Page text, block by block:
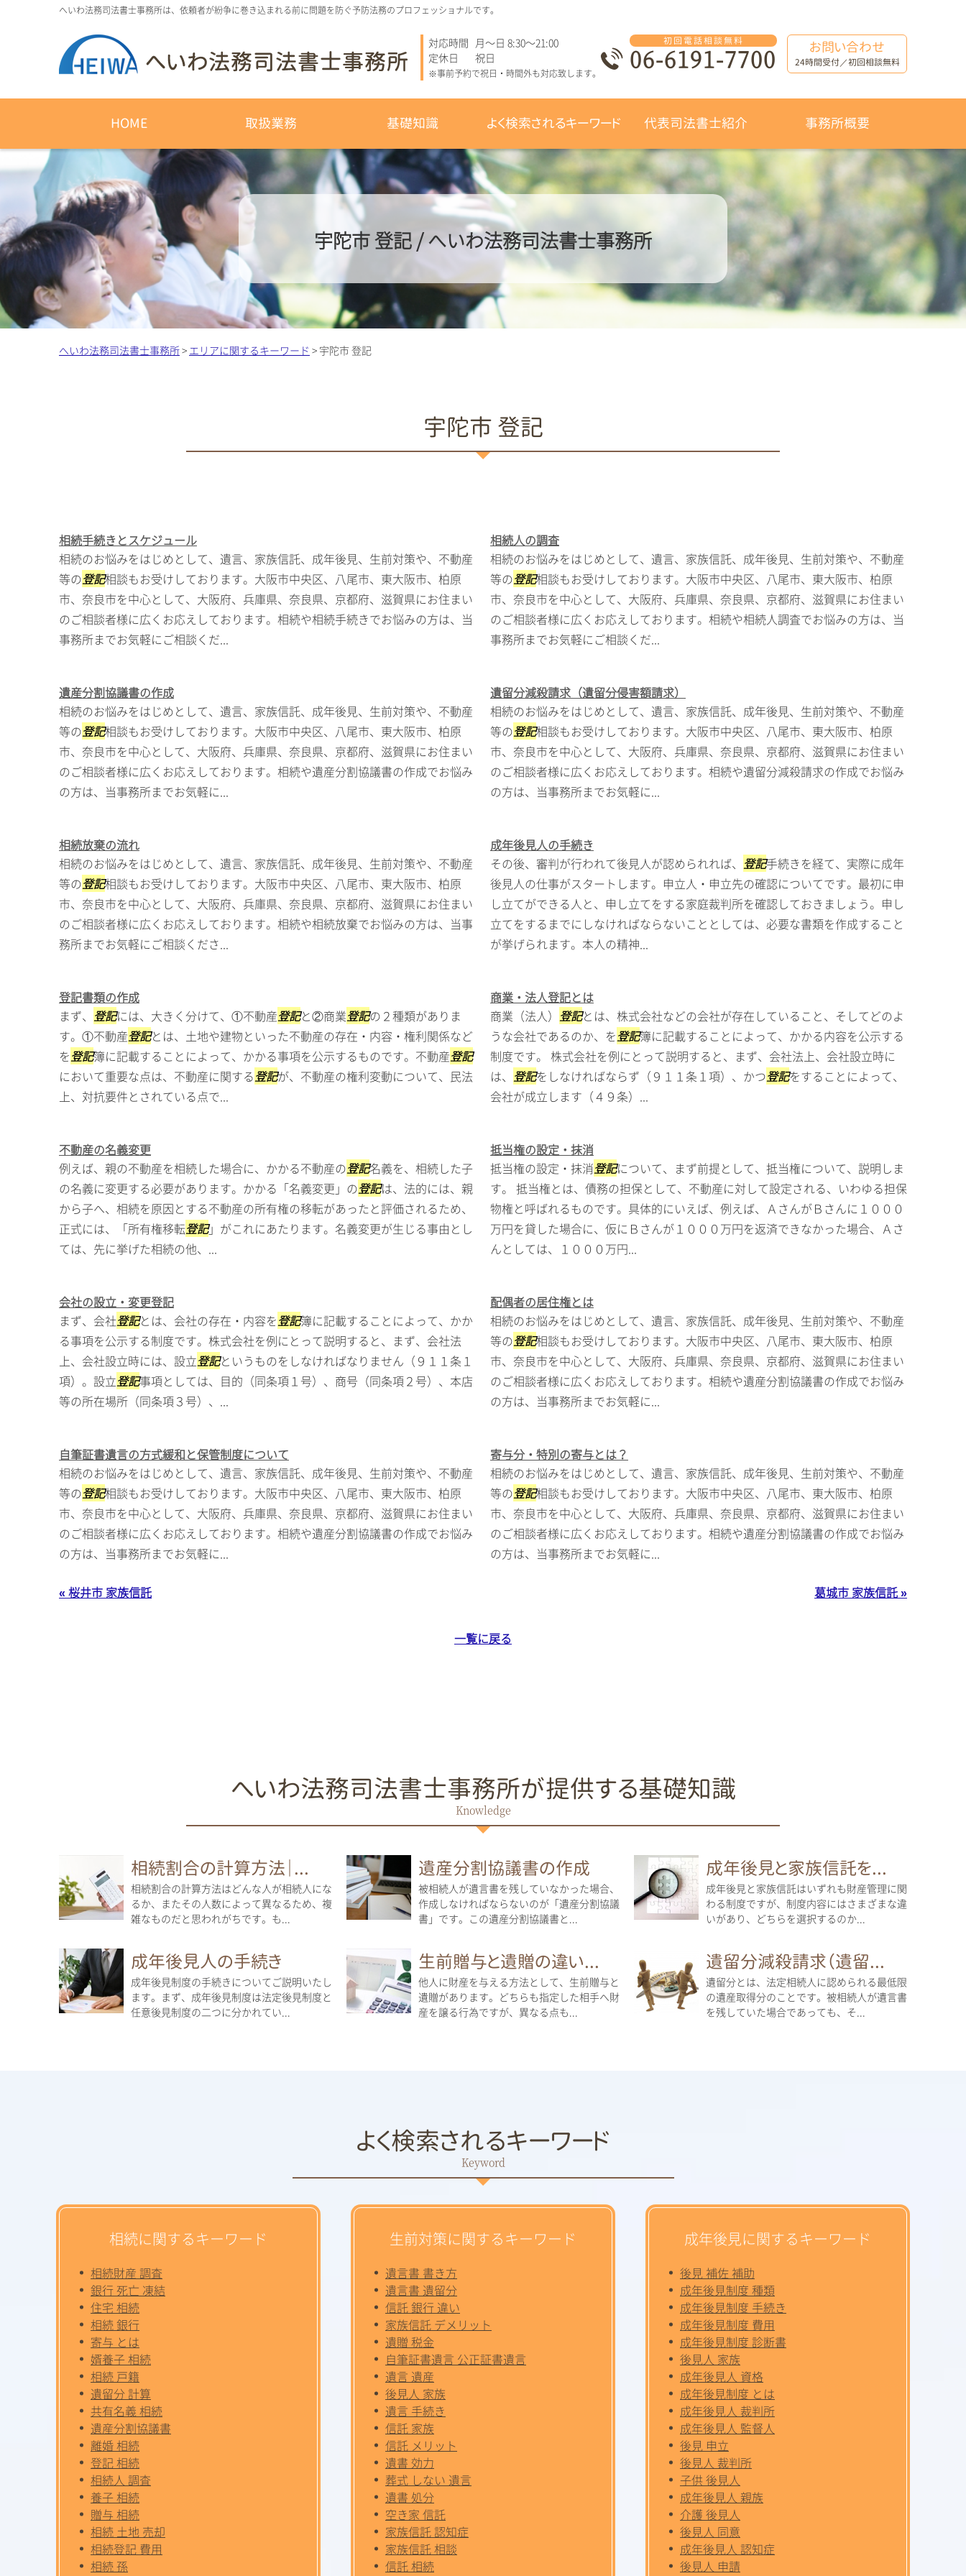
へいわ法務司法書士事務所は、依頼者が紛争に巻き込まれる前に問題を防ぐ予防法務のプロフェッショナルです。
対応時間 月～日 8:30～21:00
定休日
祝日
※事前予約で祝日・時間外も対応致します。 06-6191-7700 お問い合わせ
24時間受付／初回相談無料
HOME 取扱業務 基礎知識 よく検索されるキーワード 代表司法書士紹介 事務所概要
宇陀市 登記 / へいわ法務司法書士事務所
へいわ法務司法書士事務所> エリアに関するキーワード > 宇陀市 登記
宇陀市 登記
相続手続きとスケジュール
相続のお悩みをはじめとして、遺言、家族信託、成年後見、生前対策や、不動産
等の登記相談もお受けしております。大阪市中央区、八尾市、東大阪市、柏原
市、奈良市を中心として、大阪府、兵庫県、奈良県、京都府、滋賀県にお住まい
のご相談者様に広くお応えしております。相続や相続手続きでお悩みの方は、当
事務所までお気軽にご相談くだ...
相続人の調査
相続のお悩みをはじめとして、遺言、家族信託、成年後見、生前対策や、不動産
等の登記相談もお受けしております。大阪市中央区、八尾市、東大阪市、柏原
市、奈良市を中心として、大阪府、兵庫県、奈良県、京都府、滋賀県にお住まい
のご相談者様に広くお応えしております。相続や相続人調査でお悩みの方は、当
事務所までお気軽にご相談くだ...
遺産分割協議書の作成
相続のお悩みをはじめとして、遺言、家族信託、成年後見、生前対策や、不動産
等の登記相談もお受けしております。大阪市中央区、八尾市、東大阪市、柏原
市、奈良市を中心として、大阪府、兵庫県、奈良県、京都府、滋賀県にお住まい
のご相談者様に広くお応えしております。相続や遺産分割協議書の作成でお悩み
の方は、当事務所までお気軽に...
遺留分減殺請求（遺留分侵害額請求）
相続のお悩みをはじめとして、遺言、家族信託、成年後見、生前対策や、不動産
等の登記相談もお受けしております。大阪市中央区、八尾市、東大阪市、柏原
市、奈良市を中心として、大阪府、兵庫県、奈良県、京都府、滋賀県にお住まい
のご相談者様に広くお応えしております。相続や遺留分減殺請求の作成でお悩み
の方は、当事務所までお気軽に...
相続放棄の流れ
相続のお悩みをはじめとして、遺言、家族信託、成年後見、生前対策や、不動産
等の登記相談もお受けしております。大阪市中央区、八尾市、東大阪市、柏原
市、奈良市を中心として、大阪府、兵庫県、奈良県、京都府、滋賀県にお住まい
のご相談者様に広くお応えしております。相続や相続放棄でお悩みの方は、当事
務所までお気軽にご相談くださ...
成年後見人の手続き
その後、審判が行われて後見人が認められれば、 登記手続きを経て、実際に成年
後見人の仕事がスタートします。申立人・申立先の確認についてです。最初に申
し立てができる人と、申し立てをする家庭裁判所を確認しておきましょう。申し
立てをするまでにしなければならないこととしては、必要な書類を作成すること
が挙げられます。本人の精神...
登記書類の作成
まず、 登記には、大きく分けて、①不動産登記と②商業登記の２種類がありま
す。①不動産登記とは、土地や建物といった不動産の存在・内容・権利関係など
を登記簿に記載することによって、かかる事項を公示するものです。不動産登記
において重要な点は、不動産に関する登記が、不動産の権利変動について、民法
上、対抗要件とされている点で...
商業・法人登記とは
商業（法人） 登記とは、株式会社などの会社が存在していること、そしてどのよ
うな会社であるのか、を登記簿に記載することによって、かかる内容を公示する
制度です。 株式会社を例にとって説明すると、まず、会社法上、会社設立時に
は、 登記をしなければならず（９１１条１項）、かつ登記をすることによって、
会社が成立します（４９条）...
不動産の名義変更
例えば、親の不動産を相続した場合に、かかる不動産の登記名義を、相続した子
の名義に変更する必要があります。かかる「名義変更」の登記は、法的には、親
から子へ、相続を原因とする不動産の所有権の移転があったと評価されるため、
正式には、「所有権移転登記」がこれにあたります。名義変更が生じる事由とし
ては、先に挙げた相続の他、...
抵当権の設定・抹消
抵当権の設定・抹消登記について、まず前提として、抵当権について、説明しま
す。 抵当権とは、債務の担保として、不動産に対して設定される、いわゆる担保
物権と呼ばれるものです。具体的にいえば、例えば、ＡさんがＢさんに１０００
万円を貸した場合に、仮にＢさんが１０００万円を返済できなかった場合、Ａさ
んとしては、１０００万円...
会社の設立・変更登記
まず、会社登記とは、会社の存在・内容を登記簿に記載することによって、かか
る事項を公示する制度です。株式会社を例にとって説明すると、まず、会社法
上、会社設立時には、設立登記というものをしなければなりません（９１１条１
項）。設立登記事項としては、目的（同条項１号）、商号（同条項２号）、本店
等の所在場所（同条項３号）、...
配偶者の居住権とは
相続のお悩みをはじめとして、遺言、家族信託、成年後見、生前対策や、不動産
等の登記相談もお受けしております。大阪市中央区、八尾市、東大阪市、柏原
市、奈良市を中心として、大阪府、兵庫県、奈良県、京都府、滋賀県にお住まい
のご相談者様に広くお応えしております。相続や遺産分割協議書の作成でお悩み
の方は、当事務所までお気軽に...
自筆証書遺言の方式緩和と保管制度について
相続のお悩みをはじめとして、遺言、家族信託、成年後見、生前対策や、不動産
等の登記相談もお受けしております。大阪市中央区、八尾市、東大阪市、柏原
市、奈良市を中心として、大阪府、兵庫県、奈良県、京都府、滋賀県にお住まい
のご相談者様に広くお応えしております。相続や遺産分割協議書の作成でお悩み
の方は、当事務所までお気軽に...
寄与分・特別の寄与とは？
相続のお悩みをはじめとして、遺言、家族信託、成年後見、生前対策や、不動産
等の登記相談もお受けしております。大阪市中央区、八尾市、東大阪市、柏原
市、奈良市を中心として、大阪府、兵庫県、奈良県、京都府、滋賀県にお住まい
のご相談者様に広くお応えしております。相続や遺産分割協議書の作成でお悩み
の方は、当事務所までお気軽に...
« 桜井市 家族信託 葛城市 家族信託 »
一覧に戻る
へいわ法務司法書士事務所が提供する基礎知識
相続割合の計算方法｜...
相続割合の計算方法はどんな人が相続人にな
るか、またその人数によって異なるため、複
雑なものだと思われがちです。も...
遺産分割協議書の作成
被相続人が遺言書を残していなかった場合、
作成しなければならないのが「遺産分割協議
書」です。この遺産分割協議書と...
成年後見と家族信託を...
成年後見と家族信託はいずれも財産管理に関
わる制度ですが、制度内容にはさまざまな違
いがあり、どちらを選択するのか...
成年後見人の手続き
成年後見制度の手続きについてご説明いたし
ます。まず、成年後見制度は法定後見制度と
任意後見制度の二つに分かれてい...
生前贈与と遺贈の違い...
他人に財産を与える方法として、生前贈与と
遺贈があります。どちらも指定した相手へ財
産を譲る行為ですが、異なる点も...
遺留分減殺請求（遺留...
遺留分とは、法定相続人に認められる最低限
の遺産取得分のことです。被相続人が遺言書
を残していた場合であっても、そ...
よく検索されるキーワード
相続に関するキーワード
相続財産 調査
銀行 死亡 凍結
住宅 相続
相続 銀行
寄与 とは
婿養子 相続
相続 戸籍
遺留分 計算
共有名義 相続
遺産分割協議書
離婚 相続
登記 相続
相続人 調査
養子 相続
贈与 相続
相続 土地 売却
相続登記 費用
相続 孫
生前対策に関するキーワード
遺言書 書き方
遺言書 遺留分
信託 銀行 違い
家族信託 デメリット
遺贈 税金
自筆証書遺言 公正証書遺言
遺言 遺産
後見人 家族
遺言 手続き
信託 家族
信託 メリット
遺書 効力
葬式 しない 遺言
遺書 処分
空き家 信託
家族信託 認知症
家族信託 相談
信託 相続
成年後見に関するキーワード
後見 補佐 補助
成年後見制度 種類
成年後見制度 手続き
成年後見制度 費用
成年後見制度 診断書
後見人 家族
成年後見人 資格
成年後見制度 とは
成年後見人 裁判所
成年後見人 監督人
後見 申立
後見人 裁判所
子供 後見人
成年後見人 親族
介護 後見人
後見人 同意
成年後見人 認知症
後見人 申請